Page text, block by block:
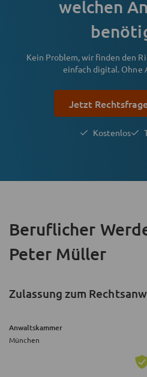
welchen
Kein Problem, wir finden den
einfach digital. Ohne
Jetzt
Kostenlos
Beruflicher
Peter Müller
Zulassung zum
Anwaltskammer
München